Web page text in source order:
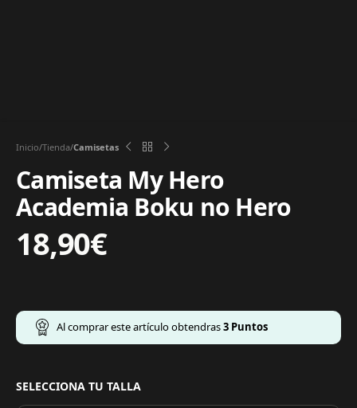
Inicio Tienda Camisetas
Camiseta My Hero
Academia Boku no Hero
18,90€
Al comprar este artículo obtendras3 Puntos
SELECCIONA TU TALLA